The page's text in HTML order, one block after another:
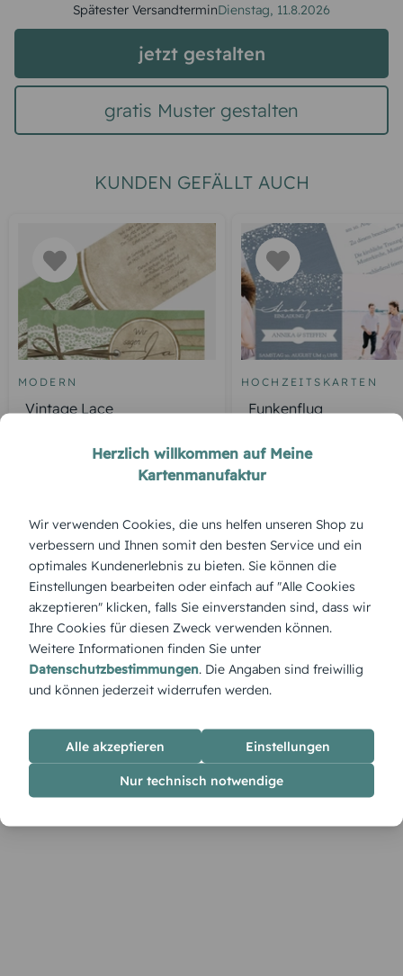
Spätester VersandterminDienstag, 11.8.2026
jetzt gestalten
gratis Muster gestalten
KUNDEN GEFÄLLT AUCH
MODERN
Vintage Lace
HOCHZEITSKARTEN
Funkenflug
Produktbeschreibung
„Blumenreigen“ entfaltet florale Freude auf jedem Platz.
Diese verspielten Tischkarten setzen farbenfrohe Akzente
und sorgen für eine fröhlich-romantische Atmosphäre auf
jeder Festtafel.
Herzlich willkommen auf Meine
Kartenmanufaktur
Wir verwenden Cookies, die uns helfen unseren Shop zu
verbessern und Ihnen somit den besten Service und ein
optimales Kundenerlebnis zu bieten. Sie können die
Einstellungen bearbeiten oder einfach auf "Alle Cookies
akzeptieren" klicken, falls Sie einverstanden sind, dass wir
Ihre Cookies für diesen Zweck verwenden können.
Weitere Informationen finden Sie unter
Datenschutzbestimmungen. Die Angaben sind freiwillig
und können jederzeit widerrufen werden.
Alle akzeptieren Einstellungen
Nur technisch notwendige